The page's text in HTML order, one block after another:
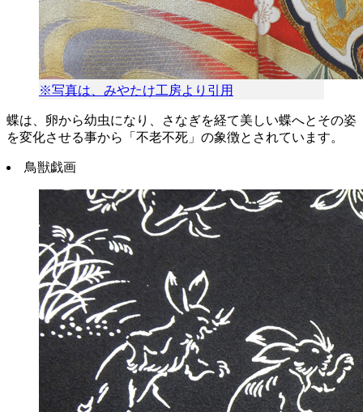
※写真は、みやたけ工房より引用
蝶は、卵から幼虫になり、さなぎを経て美しい蝶へとその姿
を変化させる事から「不老不死」の象徴とされています。
鳥獣戯画